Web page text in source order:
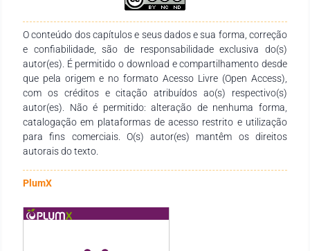
O conteúdo dos capítulos e seus dados e sua forma, correção
e confiabilidade, são de responsabilidade exclusiva do(s)
autor(es). É permitido o download e compartilhamento desde
que pela origem e no formato Acesso Livre (Open Access),
com os créditos e citação atribuídos ao(s) respectivo(s)
autor(es). Não é permitido: alteração de nenhuma forma,
catalogação em plataformas de acesso restrito e utilização
para fins comerciais. O(s) autor(es) mantêm os direitos
autorais do texto.
PlumX